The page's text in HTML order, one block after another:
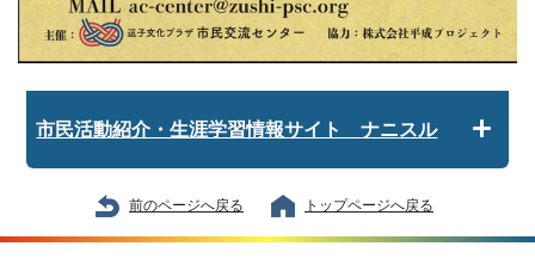
市民活動紹介・生涯学習情報サイト ナニスル
前のページへ戻る トップページへ戻る